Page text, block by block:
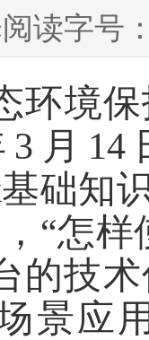
读字号
环境
3 月 14
基础知
， “怎样
的技
景应